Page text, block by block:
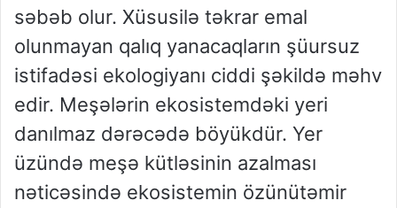
səbəb olur. Xüsusilə təkrar emal
olunmayan qalıq yanacaqların şüursuz
istifadəsi ekologiyanı ciddi şəkildə məhv
edir. Meşələrin ekosistemdəki yeri
danılmaz dərəcədə böyükdür. Yer
üzündə meşə kütləsinin azalması
nəticəsində ekosistemin özünütəmir